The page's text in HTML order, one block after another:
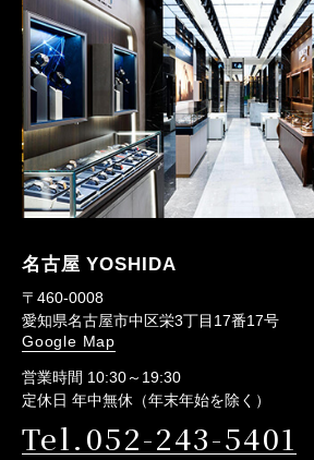
名古屋 YOSHIDA
〒460-0008
愛知県名古屋市中区栄3丁目17番17号
Google Map
営業時間 10:30～19:30
定休日 年中無休（年末年始を除く）
Tel.052-243-5401